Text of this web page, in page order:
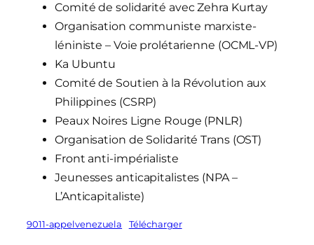
Comité de solidarité avec Zehra Kurtay
Organisation communiste marxiste-
léniniste – Voie prolétarienne (OCML-VP)
Ka Ubuntu
Comité de Soutien à la Révolution aux
Philippines (CSRP)
Peaux Noires Ligne Rouge (PNLR)
Organisation de Solidarité Trans (OST)
Front anti-impérialiste
Jeunesses anticapitalistes (NPA –
L’Anticapitaliste)
9011-appelvenezuela Télécharger